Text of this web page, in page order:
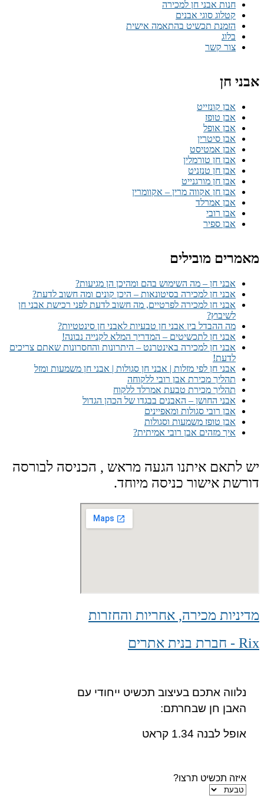
חנות אבני חן למכירה
קטלוג סוגי אבנים
הזמנת תכשיט בהתאמה אישית
בלוג
צור קשר
אבני חן
אבן קונזייט
אבן טופז
אבן אופל
אבן סיטרין
אבן אמטיסט
אבן חן טורמלין
אבן חן טנזניט
אבן חן מורגנייט
אבן חן אקווה מרין – אקוומרין
אבן אמרלד
אבן רובי
אבן ספיר
מאמרים מובילים
אבני חן – מה השימוש בהם ומהיכן הן מגיעות?
אבני חן למכירה בסיטונאות – היכן קונים ומה חשוב לדעת?
אבני חן למכירה לפרטיים, מה חשוב לדעת לפני רכישת אבני חן
לשיבוץ?
מה ההבדל בין אבני חן טבעיות לאבני חן סינטטיות?
אבני חן לתכשיטים – המדריך המלא לקנייה נבונה!
אבני חן למכירה באינטרנט – היתרונות והחסרונות שאתם צריכים
לדעת!
אבני חן לפי מזלות | אבני חן סגולות | אבני חן משמעות ומזל
תהליך מכירת אבן רובי ללקוחה
תהליך מכירת טבעת אמרלד ללקוח
אבני החושן – האבנים בבגדו של הכהן הגדול
אבן רובי סגולות ומאפיינים
אבן טופז משמעות וסגולות
איך מזהים אבן רובי אמיתית?
יש לתאם איתנו הגעה מראש , הכניסה לבורסה
דורשת אישור כניסה מיוחד.
מדיניות מכירה, אחריות והחזרות
Rix - חברת בנית אתרים
נלווה אתכם בעיצוב תכשיט ייחודי עם
האבן חן שבחרתם:
אופל לבנה 1.34 קראט
איזה תכשיט תרצו?